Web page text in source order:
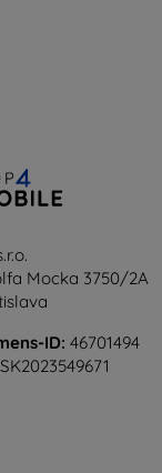
Mocka 3750/2A
ID: 46701494
SK2023549671